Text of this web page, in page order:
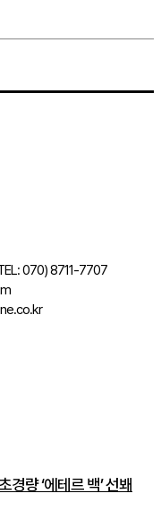
070) 8711-7707
경량 ‘에테르 백’ 선봬